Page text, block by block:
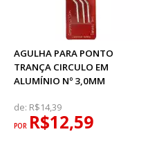
AGULHA PARA PONTO
TRANÇA CIRCULO EM
ALUMÍNIO Nº 3,0MM
de: R$14,39
POR R$12,59